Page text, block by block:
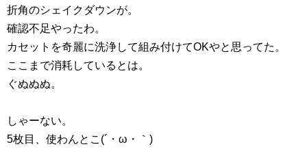
折角のシェイクダウンが。
確認不足やったわ。
カセットを奇麗に洗浄して組み付けてOKやと思ってた。
ここまで消耗しているとは。
ぐぬぬぬ。
しゃーない。
5枚目、使わんとこ(´・ω・｀)